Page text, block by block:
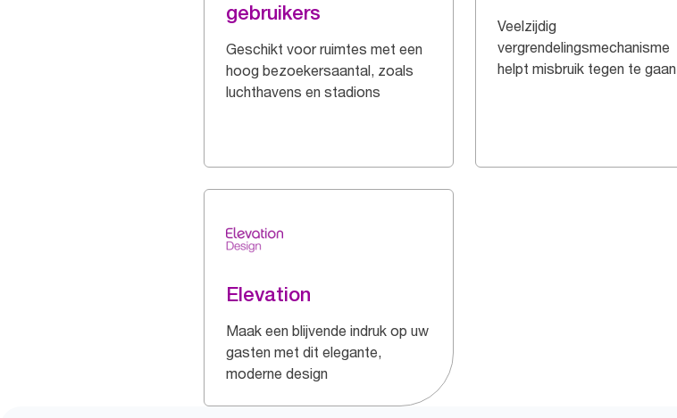
gebruikers
Geschikt voor ruimtes met een
hoog bezoekersaantal, zoals
luchthavens en stadions
Veelzijdig
vergrendelingsmechanisme
helpt misbruik tegen te gaan
Elevation
Maak een blijvende indruk op uw
gasten met dit elegante,
moderne design